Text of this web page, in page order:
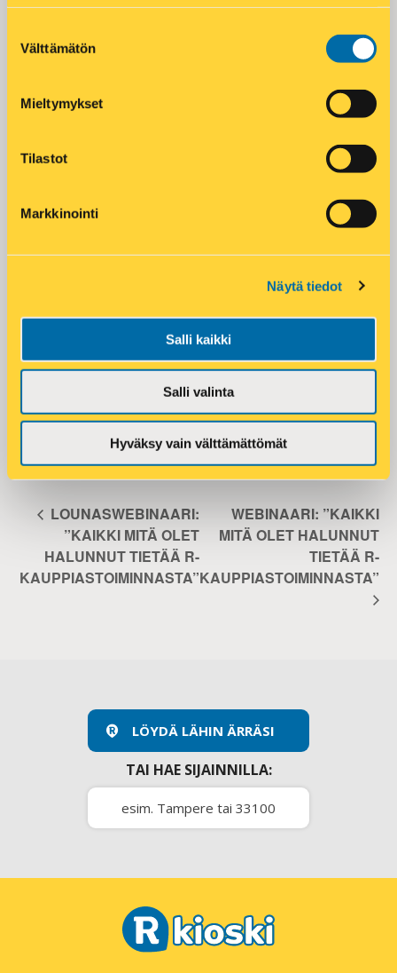
valinta
Välttämätön
Mieltymykset
Tilastot
Markkinointi
Näytä tiedot
Salli kaikki
Salli valinta
Hyväksy vain välttämättömät
LÄHETÄ
Add to calendar
Date:
Event Category:
046-8751134
Email:
VENUE
LOUNASWEBINAARI:
”KAIKKI MITÄ OLET
HALUNNUT TIETÄÄ R-
KAUPPIASTOIMINNASTA”
WEBINAARI: ”KAIKKI
MITÄ OLET HALUNNUT
TIETÄÄ R-
KAUPPIASTOIMINNASTA”
LÖYDÄ LÄHIN ÄRRÄSI
TAI HAE SIJAINNILLA: